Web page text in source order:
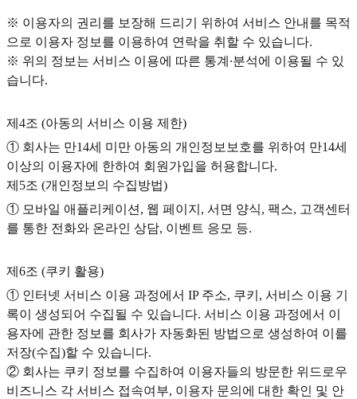
※ 이용자의 권리를 보장해 드리기 위하여 서비스 안내를 목적
으로 이용자 정보를 이용하여 연락을 취할 수 있습니다.
※ 위의 정보는 서비스 이용에 따른 통계∙분석에 이용될 수 있
습니다.
제4조 (아동의 서비스 이용 제한)
① 회사는 만14세 미만 아동의 개인정보보호를 위하여 만14세
이상의 이용자에 한하여 회원가입을 허용합니다.
제5조 (개인정보의 수집방법)
① 모바일 애플리케이션, 웹 페이지, 서면 양식, 팩스, 고객센터
를 통한 전화와 온라인 상담, 이벤트 응모 등.
제6조 (쿠키 활용)
① 인터넷 서비스 이용 과정에서 IP 주소, 쿠키, 서비스 이용 기
록이 생성되어 수집될 수 있습니다. 서비스 이용 과정에서 이
용자에 관한 정보를 회사가 자동화된 방법으로 생성하여 이를
저장(수집)할 수 있습니다.
② 회사는 쿠키 정보를 수집하여 이용자들의 방문한 위드로우
비즈니스 각 서비스 접속여부, 이용자 문의에 대한 확인 및 안